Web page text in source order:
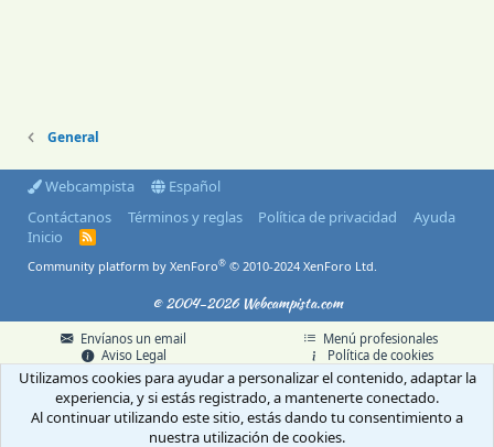
General
Webcampista
Español
Contáctanos
Términos y reglas Política de privacidad
Ayuda
Inicio
R
S
Community platform by XenForo® © 2010-2024 XenForo Ltd.
© 2004-2026 Webcampista.com
Envíanos un email
Aviso Legal
Política de privacidad
Menú profesionales
Política de cookies
Utilizamos cookies para ayudar a personalizar el contenido, adaptar la
experiencia, y si estás registrado, a mantenerte conectado.
Al continuar utilizando este sitio, estás dando tu consentimiento a
nuestra utilización de cookies.